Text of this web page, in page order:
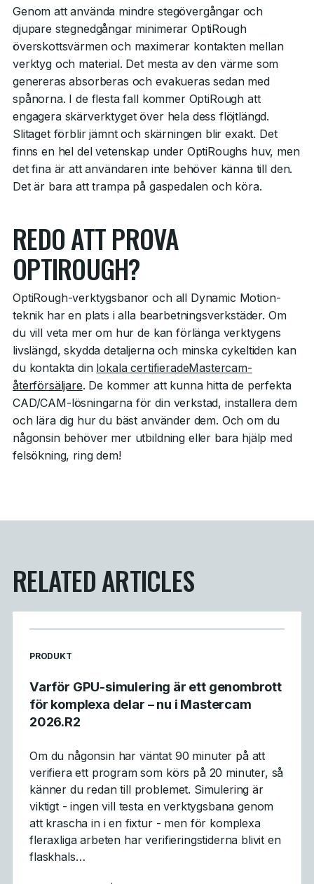
Genom att använda mindre stegövergångar och
djupare stegnedgångar minimerar OptiRough
överskottsvärmen och maximerar kontakten mellan
verktyg och material. Det mesta av den värme som
genereras absorberas och evakueras sedan med
spånorna. I de flesta fall kommer OptiRough att
engagera skärverktyget över hela dess flöjtlängd.
Slitaget förblir jämnt och skärningen blir exakt. Det
finns en hel del vetenskap under OptiRoughs huv, men
det fina är att användaren inte behöver känna till den.
Det är bara att trampa på gaspedalen och köra.
REDO ATT PROVA
OPTIROUGH?
OptiRough-verktygsbanor och all Dynamic Motion-
teknik har en plats i alla bearbetningsverkstäder. Om
du vill veta mer om hur de kan förlänga verktygens
livslängd, skydda detaljerna och minska cykeltiden kan
du kontakta din lokala certifieradeMastercam-
återförsäljare. De kommer att kunna hitta de perfekta
CAD/CAM-lösningarna för din verkstad, installera dem
och lära dig hur du bäst använder dem. Och om du
någonsin behöver mer utbildning eller bara hjälp med
felsökning, ring dem!
RELATED ARTICLES
READ MORE ARTICLES ABOUT
PRODUKT
Varför GPU-simulering är ett genombrott
för komplexa delar – nu i Mastercam
2026.R2
Om du någonsin har väntat 90 minuter på att
verifiera ett program som körs på 20 minuter, så
känner du redan till problemet. Simulering är
viktigt - ingen vill testa en verktygsbana genom
att krascha in i en fixtur - men för komplexa
fleraxliga arbeten har verifieringstiderna blivit en
flaskhals…